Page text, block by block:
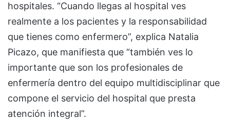
hospitales. “Cuando llegas al hospital ves
realmente a los pacientes y la responsabilidad
que tienes como enfermero”, explica Natalia
Picazo, que manifiesta que “también ves lo
importante que son los profesionales de
enfermería dentro del equipo multidisciplinar que
compone el servicio del hospital que presta
atención integral”.